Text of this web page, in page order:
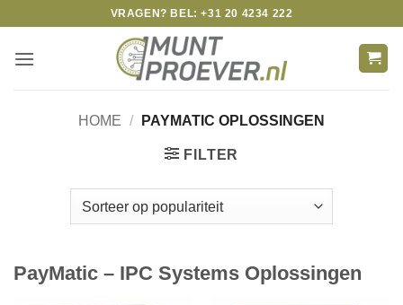
content
VRAGEN? BEL: +31 20 4234 222
HOME / PAYMATIC OPLOSSINGEN
FILTER
PayMatic – IPC Systems Oplossingen